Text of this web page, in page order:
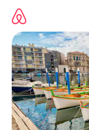
съдържанието